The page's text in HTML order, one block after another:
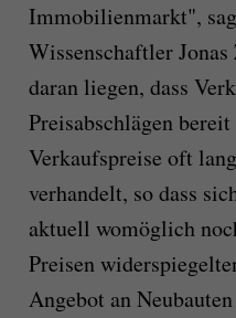
Immobilienmarkt",
Wissenschaftler
daran liegen, dass
Preisabschlägen
Verkaufspreise oft
verhandelt, so dass
aktuell womöglich
Preisen
Angebot an